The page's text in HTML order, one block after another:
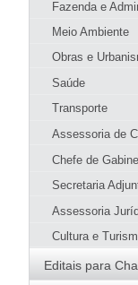
Pastelarias
Bares,
Padarias
Fazenda e
Meio Ambiente
SMMA
Página
Objetivo
Atribuições
Quem é
Meio Ambiente
Serviços
Educação
Denúncias
Uso de
Download
Fiscalização
Galeria de
Conselhos
Codema
Parques
Parque
Obras e
Saúde
Transporte
Assessoria de
Chefe de
Secretaria
Assessoria
Cultura e
Editais para